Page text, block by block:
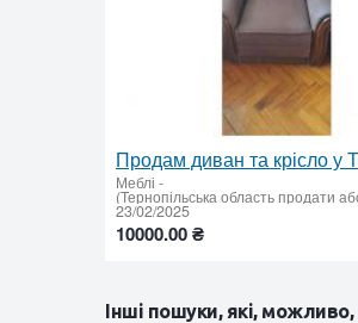
Продам диван та крісло у
Меблі -
(Тернопільська область продати
23/02/2025
10000.00 ₴
Інші пошуки, які, можливо,